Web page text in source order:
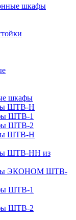
шкафы
шкафы
ШТВ-Н
ШТВ-1
ШТВ-2
ШТВ-Н
ШТВ-НН из
ЭКОНОМ ШТВ-
ШТВ-1
ШТВ-2